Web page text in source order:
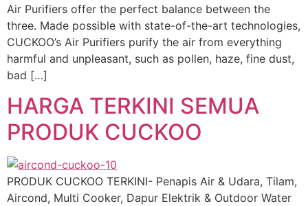
Air Purifiers offer the perfect balance between the
three. Made possible with state-of-the-art technologies,
CUCKOO’s Air Purifiers purify the air from everything
harmful and unpleasant, such as pollen, haze, fine dust,
bad […]
HARGA TERKINI SEMUA
PRODUK CUCKOO
PRODUK CUCKOO TERKINI- Penapis Air & Udara, Tilam,
Aircond, Multi Cooker, Dapur Elektrik & Outdoor Water